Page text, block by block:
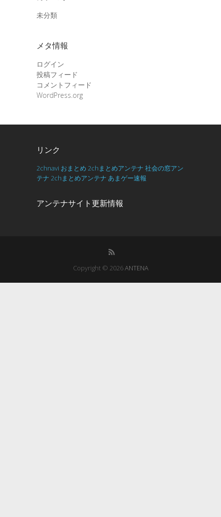
未分類
メタ情報
ログイン
投稿フィード
コメントフィード
WordPress.org
リンク
2chnavi おまとめ 2chまとめアンテナ 社会の窓アン
テナ 2chまとめアンテナ あまゲー速報
アンテナサイト更新情報
Copyright © 2026ANTENA